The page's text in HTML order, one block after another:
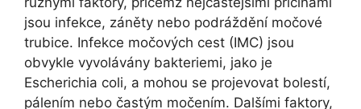
jsou infekce, záněty nebo podráždění močové
trubice. Infekce močových cest (IMC) jsou
obvykle vyvolávány bakteriemi, jako je
Escherichia coli, a mohou se projevovat bolestí,
pálením nebo častým močením. Dalšími faktory,